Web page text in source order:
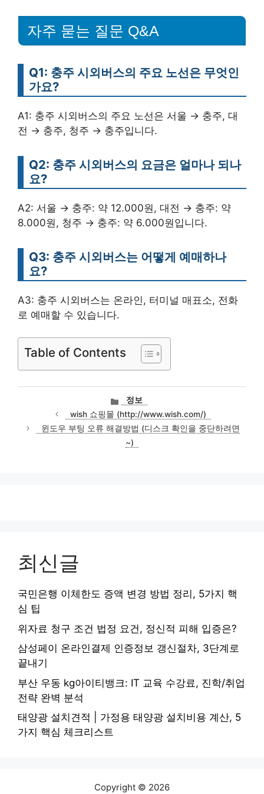
자주 묻는 질문 Q&A
Q1: 충주 시외버스의 주요 노선은 무엇인
가요?
A1: 충주 시외버스의 주요 노선은 서울 → 충주, 대
전 → 충주, 청주 → 충주입니다.
Q2: 충주 시외버스의 요금은 얼마나 되나
요?
A2: 서울 → 충주: 약 12.000원, 대전 → 충주: 약
8.000원, 청주 → 충주: 약 6.000원입니다.
Q3: 충주 시외버스는 어떻게 예매하나
요?
A3: 충주 시외버스는 온라인, 터미널 매표소, 전화
로 예매할 수 있습니다.
Table of Contents
카
테
고
리
정보
wish 쇼핑몰 (http://www.wish.com/)
윈도우 부팅 오류 해결방법 (디스크 확인을 중단하려면
~)
최신글
국민은행 이체한도 증액 변경 방법 정리, 5가지 핵
심 팁
위자료 청구 조건 법정 요건, 정신적 피해 입증은?
삼성페이 온라인결제 인증정보 갱신절차, 3단계로
끝내기
부산 우동 kg아이티뱅크: IT 교육 수강료, 진학/취업
전략 완벽 분석
태양광 설치견적 | 가정용 태양광 설치비용 계산, 5
가지 핵심 체크리스트
Copyright © 2026